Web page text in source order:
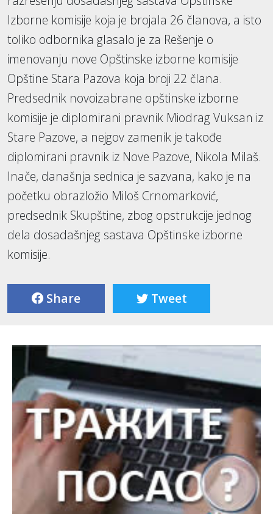
Izborne komisije koja je brojala 26 članova, a isto
toliko odbornika glasalo je za Rešenje o
imenovanju nove Opštinske izborne komisije
Opštine Stara Pazova koja broji 22 člana.
Predsednik novoizabrane opštinske izborne
komisije je diplomirani pravnik Miodrag Vuksan iz
Stare Pazove, a nejgov zamenik je takođe
diplomirani pravnik iz Nove Pazove, Nikola Milaš.
Inače, današnja sednica je sazvana, kako je na
početku obrazložio Miloš Crnomarković,
predsednik Skupštine, zbog opstrukcije jednog
dela dosadašnjeg sastava Opštinske izborne
komisije.
Share Tweet